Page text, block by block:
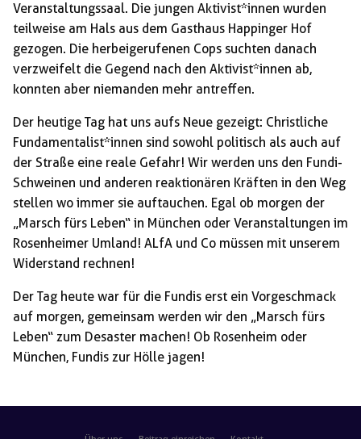
Veranstaltungssaal. Die jungen Aktivist*innen wurden
teilweise am Hals aus dem Gasthaus Happinger Hof
gezogen. Die herbeigerufenen Cops suchten danach
verzweifelt die Gegend nach den Aktivist*innen ab,
konnten aber niemanden mehr antreffen.
Der heutige Tag hat uns aufs Neue gezeigt: Christliche
Fundamentalist*innen sind sowohl politisch als auch auf
der Straße eine reale Gefahr! Wir werden uns den Fundi-
Schweinen und anderen reaktionären Kräften in den Weg
stellen wo immer sie auftauchen. Egal ob morgen der
„Marsch fürs Leben“ in München oder Veranstaltungen im
Rosenheimer Umland! ALfA und Co müssen mit unserem
Widerstand rechnen!
Der Tag heute war für die Fundis erst ein Vorgeschmack
auf morgen, gemeinsam werden wir den „Marsch fürs
Leben“ zum Desaster machen! Ob Rosenheim oder
München, Fundis zur Hölle jagen!